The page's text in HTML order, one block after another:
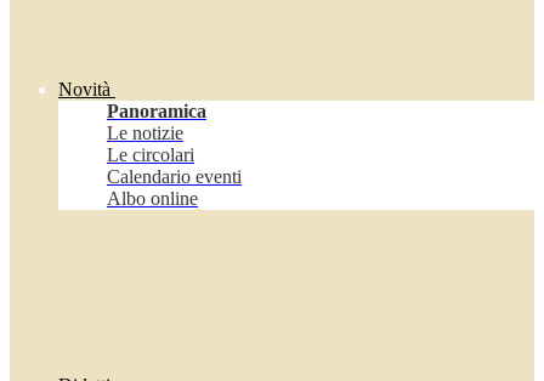
Novità
Panoramica
Le notizie
Le circolari
Calendario eventi
Albo online